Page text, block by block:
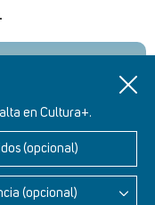
en Cultura+.
(opcional)
(opcional)
de León